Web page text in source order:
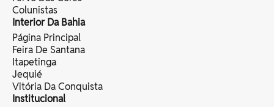
Colunistas
Interior Da Bahia
Página Principal
Feira De Santana
Itapetinga
Jequié
Vitória Da Conquista
Institucional